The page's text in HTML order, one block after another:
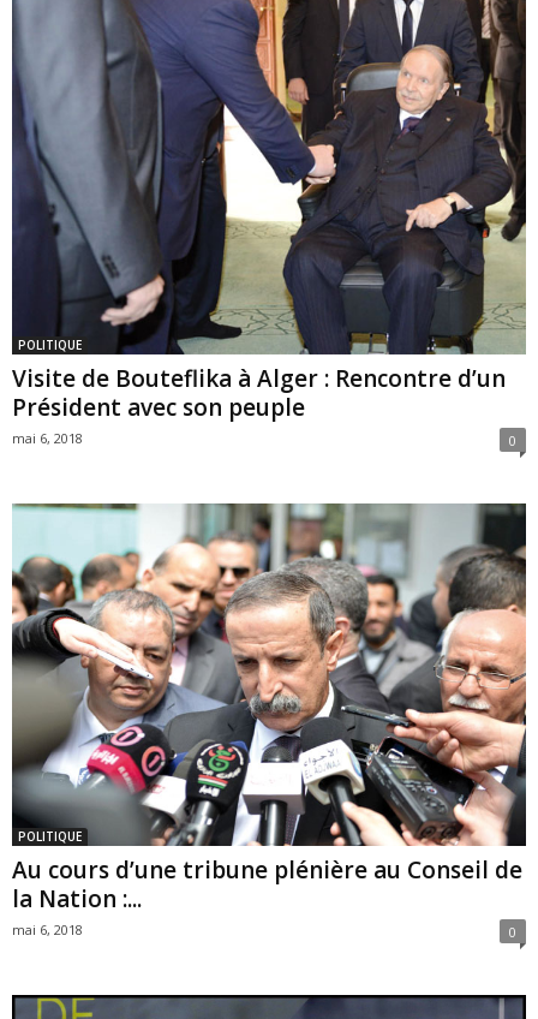
POLITIQUE
Visite de Bouteflika à Alger : Rencontre d’un
Président avec son peuple
mai 6, 2018 0
POLITIQUE
Au cours d’une tribune plénière au Conseil de
la Nation :...
mai 6, 2018 0